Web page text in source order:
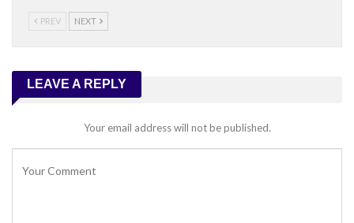
PREV NEXT
LEAVE A REPLY
Your email address will not be published.